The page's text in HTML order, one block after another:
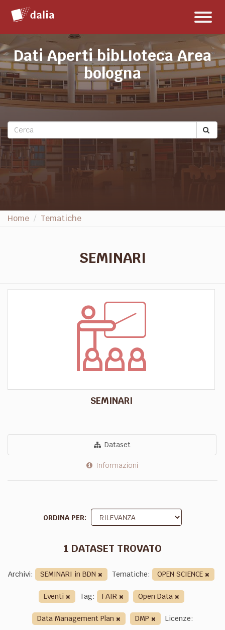
contenuto
Dati Aperti bibLIoteca Area
bologna
Home Tematiche
SEMINARI
SEMINARI
Dataset
Informazioni
ORDINA PER
1 DATASET TROVATO
Archivi: SEMINARI in BDN Tematiche:
OPEN SCIENCE
Eventi
Tag: FAIR
Open Data
Data Management Plan
DMP
Licenze: